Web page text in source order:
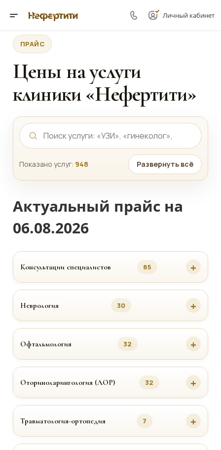
Личный кабинет
ПРАЙС
Цены на услуги
клиники «Нефертити»
Показано услуг: 948 Развернуть всё
Актуальный прайс на
06.08.2026
Консультации специалистов 85
Неврология 30
Офтальмология 32
Оториноларингология (ЛОР) 32
Травматология-ортопедия 7